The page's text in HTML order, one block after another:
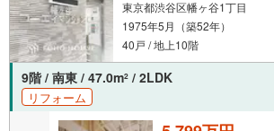
東京都渋谷区幡ヶ谷1丁目
1975年5月（築52年）
40戸 / 地上10階
9階 / 南東 / 47.0m2 / 2LDK
リフォーム